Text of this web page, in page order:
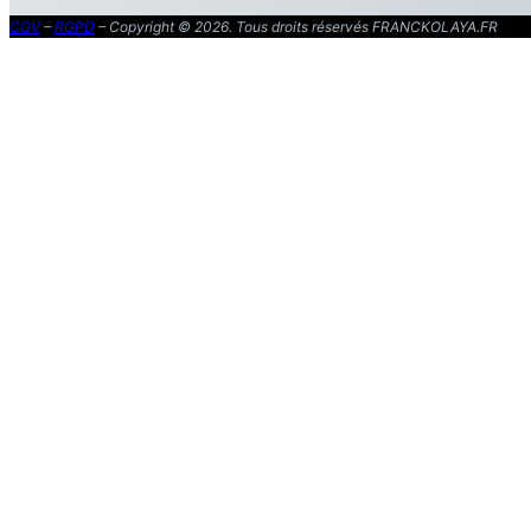
CGV–RGPD – Copyright © 2026. Tous droits réservés FRANCKOLAYA.FR